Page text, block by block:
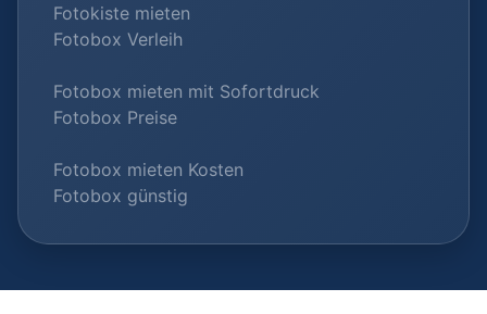
Fotokiste mieten
Fotobox Verleih
Fotobox mieten mit Sofortdruck
Fotobox Preise
Fotobox mieten Kosten
Fotobox günstig